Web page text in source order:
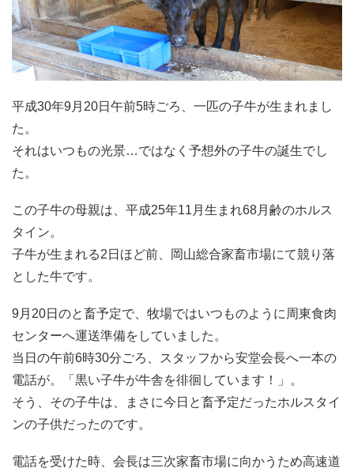
平成30年9月20日午前5時ごろ、一匹の子牛が生まれまし
た。
それはいつもの光景…ではなく予想外の子牛の誕生でし
た。
この子牛の母親は、平成25年11月生まれ68月齢のホルス
タイン。
子牛が生まれる2日ほど前、岡山総合家畜市場にて競り落
とした牛です。
9月20日のと畜予定で、牧場ではいつものように周東食肉
センターへ運送準備をしていました。
当日の午前6時30分ごろ、スタッフから安堂会長へ一本の
電話が。「黒い子牛が牛舎を徘徊しています！」。
そう、その子牛は、まさに今日と畜予定だったホルスタイ
ンの子供だったのです。
電話を受けた時、会長は三次家畜市場に向かうため高速道